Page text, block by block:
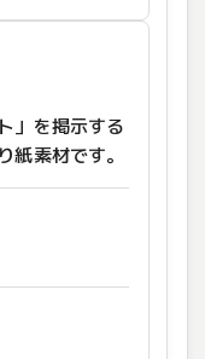
」を掲示する
紙素材です。